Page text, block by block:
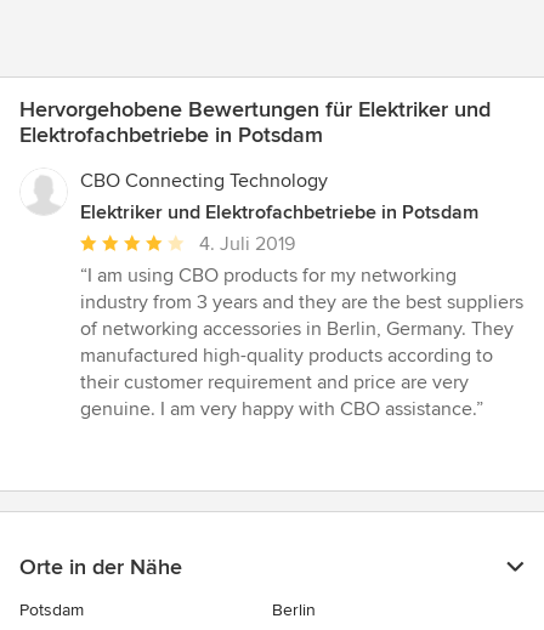
Hervorgehobene Bewertungen für Elektriker und
Elektrofachbetriebe in Potsdam
CBO Connecting Technology
Elektriker und Elektrofachbetriebe in Potsdam
Durchschnittliche
Bewertung:
4
von
5
Sternen
4. Juli 2019
“I am using CBO products for my networking
industry from 3 years and they are the best suppliers
of networking accessories in Berlin, Germany. They
manufactured high-quality products according to
their customer requirement and price are very
genuine. I am very happy with CBO assistance.”
Orte in der Nähe
Potsdam
Berlin